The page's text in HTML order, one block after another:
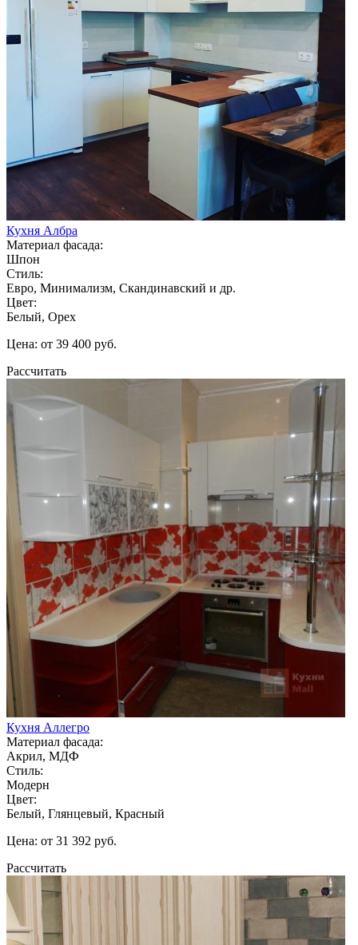
Кухня Албра
Материал фасада:
Шпон
Стиль:
Евро, Минимализм, Скандинавский и др.
Цвет:
Белый, Орех
Цена: от 39 400 руб.
Рассчитать
Кухня Аллегро
Материал фасада:
Акрил, МДФ
Стиль:
Модерн
Цвет:
Белый, Глянцевый, Красный
Цена: от 31 392 руб.
Рассчитать